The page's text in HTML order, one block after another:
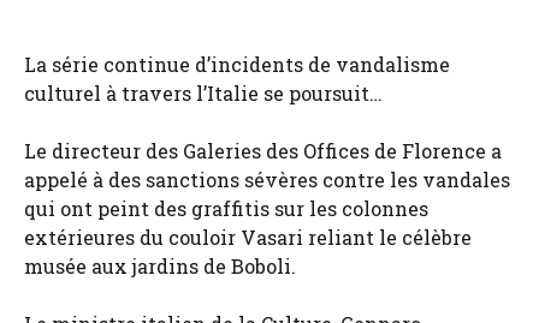
La série continue d’incidents de vandalisme
culturel à travers l’Italie se poursuit…
Le directeur des Galeries des Offices de Florence a
appelé à des sanctions sévères contre les vandales
qui ont peint des graffitis sur les colonnes
extérieures du couloir Vasari reliant le célèbre
musée aux jardins de Boboli.